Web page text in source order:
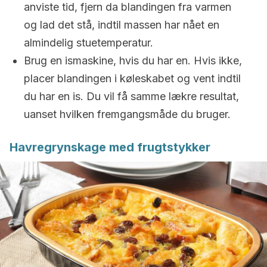
anviste tid, fjern da blandingen fra varmen
og lad det stå, indtil massen har nået en
almindelig stuetemperatur.
Brug en ismaskine, hvis du har en. Hvis ikke,
placer blandingen i køleskabet og vent indtil
du har en is. Du vil få samme lækre resultat,
uanset hvilken fremgangsmåde du bruger.
Havregrynskage med frugtstykker